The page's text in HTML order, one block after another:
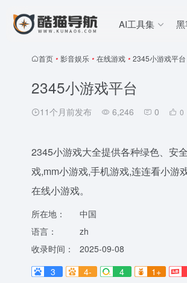
AI工具集
首页 • 影音娱乐 • 在线游戏 • 2345小游戏平台
2345小游戏平台
11个月前发布 6,246 0 0
2345小游戏大全提供各种绿色、安
戏,mm小游戏,手机游戏,连连看小游
在线小游戏。
所在地：
中国
语言：
zh
收录时间：
2025-09-08
3
4- 4 1+